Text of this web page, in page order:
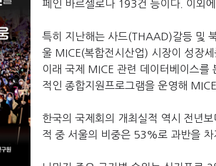
페인 바르셀로나 193건 등이다. 이외
특히 지난해는 사드(THAAD)갈등 및
울 MICE(복합전시산업) 시장이 성장
이래 국제 MICE 관련 데이터베이스를
적인 종합지원프로그램을 운영해
한국의 국제회의 개최실적 역시 전년
적 중 서울의 비중은 53%로 과반을 차